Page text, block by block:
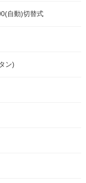
自動)切替式
ン)